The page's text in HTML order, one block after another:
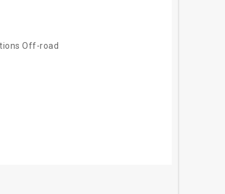
Off-road